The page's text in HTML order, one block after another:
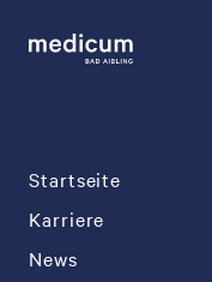
Startseite
Karriere
News